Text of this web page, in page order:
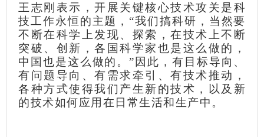
王志刚表示，开展关键核心技术攻关是科
技工作永恒的主题，“我们搞科研，当然要
不断在科学上发现、探索，在技术上不断
突破、创新，各国科学家也是这么做的，
中国也是这么做的。”因此，有目标导向、
有问题导向、有需求牵引、有技术推动，
各种方式使得我们产生新的技术，以及新
的技术如何应用在日常生活和生产中。